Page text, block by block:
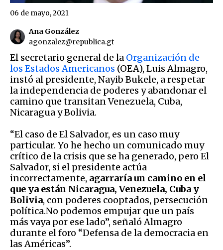
Ana González
agonzalez@republica.gt
06 de mayo, 2021
El secretario general de la Organización de
los Estados Americanos (OEA), Luis Almagro,
instó al presidente, Nayib Bukele, a respetar
la independencia de poderes y abandonar el
camino que transitan Venezuela, Cuba,
Nicaragua y Bolivia.
“El caso de El Salvador, es un caso muy
particular. Yo he hecho un comunicado muy
crítico de la crisis que se ha generado, pero El
Salvador, si el presidente actúa
incorrectamente, agarraría un camino en el
que ya están Nicaragua, Venezuela, Cuba y
Bolivia, con poderes cooptados, persecución
política.No podemos empujar que un país
más vaya por ese lado”, señaló Almagro
durante el foro “Defensa de la democracia en
las Américas”.